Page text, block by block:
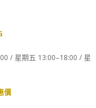
/ 星期五 13:00–18:00 / 星
價